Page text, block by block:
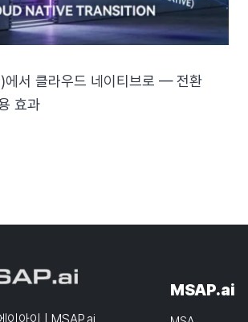
에서 클라우드 네이티브로 — 전환
효과
MSAP.ai